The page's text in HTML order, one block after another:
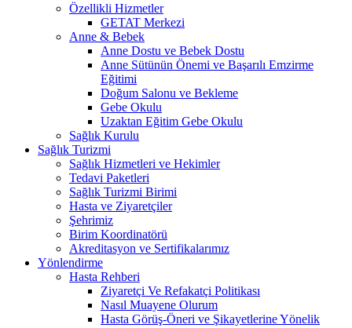
Özellikli Hizmetler
GETAT Merkezi
Anne & Bebek
Anne Dostu ve Bebek Dostu
Anne Sütünün Önemi ve Başarılı Emzirme
Eğitimi
Doğum Salonu ve Bekleme
Gebe Okulu
Uzaktan Eğitim Gebe Okulu
Sağlık Kurulu
Sağlık Turizmi
Sağlık Hizmetleri ve Hekimler
Tedavi Paketleri
Sağlık Turizmi Birimi
Hasta ve Ziyaretçiler
Şehrimiz
Birim Koordinatörü
Akreditasyon ve Sertifikalarımız
Yönlendirme
Hasta Rehberi
Ziyaretçi Ve Refakatçi Politikası
Nasıl Muayene Olurum
Hasta Görüş-Öneri ve Şikayetlerine Yönelik